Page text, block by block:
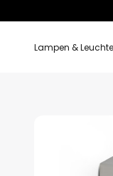
Lampen &